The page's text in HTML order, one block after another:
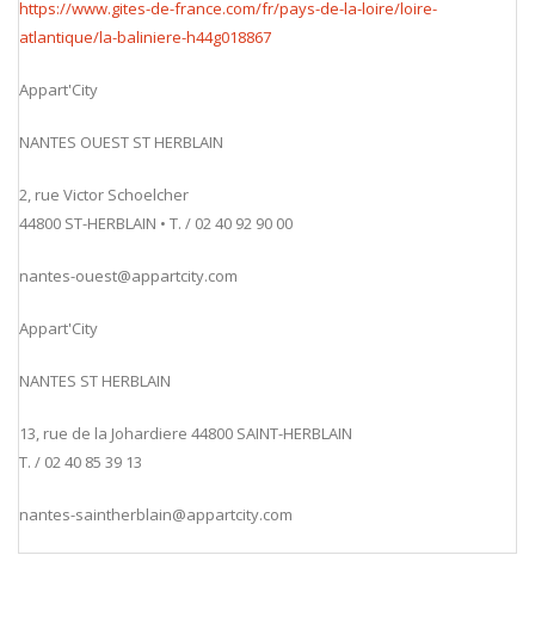
https://www.gites-de-france.com/fr/pays-de-la-loire/loire-
atlantique/la-baliniere-h44g018867
Appart'City
NANTES OUEST ST HERBLAIN
2, rue Victor Schoelcher
44800 ST-HERBLAIN • T. / 02 40 92 90 00
nantes-ouest@appartcity.com
Appart'City
NANTES ST HERBLAIN
13, rue de la Johardiere 44800 SAINT-HERBLAIN
T. / 02 40 85 39 13
nantes-saintherblain@appartcity.com